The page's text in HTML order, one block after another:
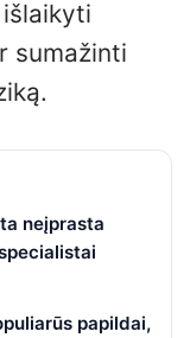
sumažinti
neįprasta
papildai,